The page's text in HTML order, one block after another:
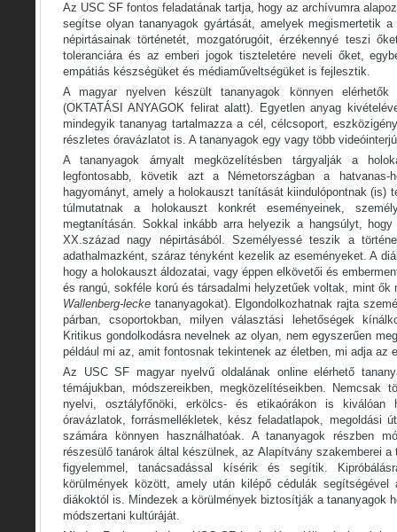
Az USC SF fontos feladatának tartja, hogy az archívumra
segítse olyan tananyagok gyártását, amelyek megismertetik
népirtásainak történetét, mozgatórugóit, érzékennyé teszi
toleranciára és az emberi jogok tiszteletére neveli őket,
empátiás készségüket és médiaműveltségüket is fejlesztik.
A magyar nyelven készült tananyagok könnyen
(OKTATÁSI ANYAGOK felirat alatt). Egyetlen anyag
mindegyik tananyag tartalmazza a cél, célcsoport,
részletes óravázlatot is. A tananyagok egy vagy több
A tananyagok árnyalt megközelítésben tárgyalják a
legfontosabb, követik azt a Németországban a hatvanas-
hagyományt, amely a holokauszt tanítását kiindulópontnak (is)
túlmutatnak a holokauszt konkrét eseményeinek,
megtanításán. Sokkal inkább arra helyezik a hangsúlyt,
XX.század nagy népirtásából. Személyessé teszik a
adathalmazként, száraz tényként kezelik az eseményeket. A
hogy a holokauszt áldozatai, vagy éppen elkövetői és
és rangú, sokféle korú és társadalmi helyzetűek voltak, mint
Wallenberg-lecke tananyagokat). Elgondolkozhatnak rajta
párban, csoportokban, milyen választási lehetőségek
Kritikus gondolkodásra nevelnek az olyan, nem egyszerűen
például mi az, amit fontosnak tekintenek az életben, mi adja az
Az USC SF magyar nyelvű oldalának online elérhető
témájukban, módszereikben, megközelítéseikben. Nemcsak
nyelvi, osztályfőnöki, erkölcs- és etikaórákon is kiválóan
óravázlatok, forrásmellékletek, kész feladatlapok, megoldási
számára könnyen használhatóak. A tananyagok részben
részesülő tanárok által készülnek, az Alapítvány szakemberei
figyelemmel, tanácsadással kísérik és segítik.
körülmények között, amely után kilépő cédulák
diákoktól is. Mindezek a körülmények biztosítják a tananyagok
módszertani kultúráját.